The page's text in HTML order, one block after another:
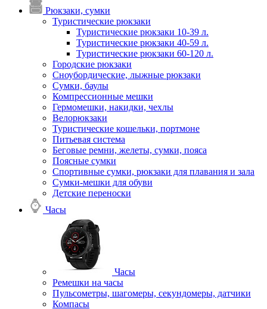
Рюкзаки, сумки
Туристические рюкзаки
Туристические рюкзаки 10-39 л.
Туристические рюкзаки 40-59 л.
Туристические рюкзаки 60-120 л.
Городские рюкзаки
Сноубордические, лыжные рюкзаки
Сумки, баулы
Компрессионные мешки
Гермомешки, накидки, чехлы
Велорюкзаки
Туристические кошельки, портмоне
Питьевая система
Беговые ремни, желеты, сумки, пояса
Поясные сумки
Спортивные сумки, рюкзаки для плавания и зала
Сумки-мешки для обуви
Детские переноски
Часы
Часы
Ремешки на часы
Пульсометры, шагомеры, секундомеры, датчики
Компасы